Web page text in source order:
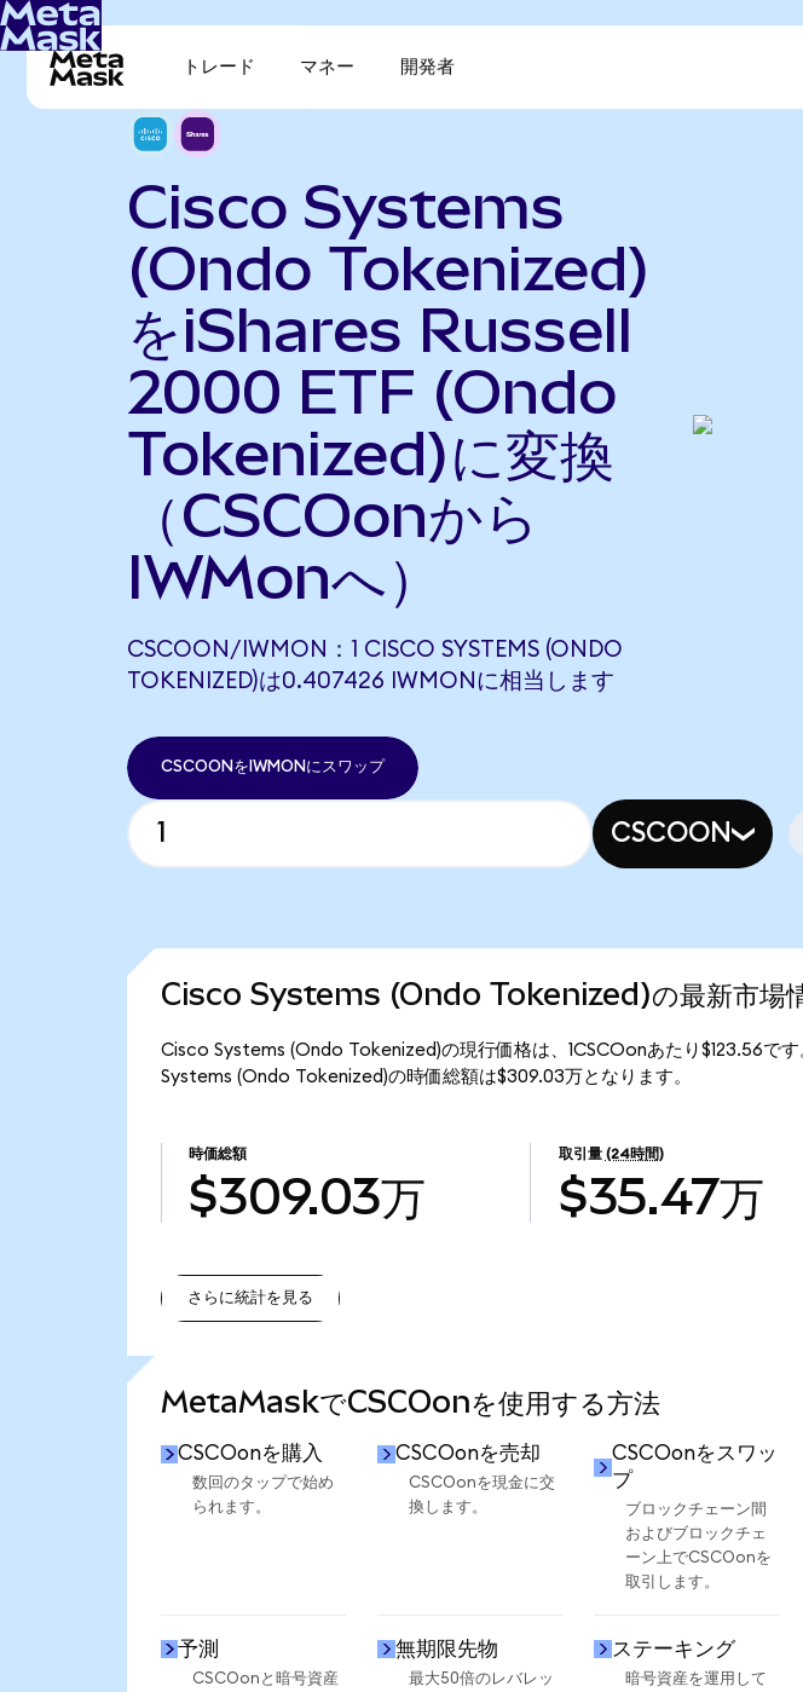
トレード マネー 開発者
Cisco Systems
(Ondo Tokenized)
をiShares Russell
2000 ETF (Ondo
Tokenized)に変換
（CSCOonから
IWMonへ）
CSCOON/IWMON：1 CISCO SYSTEMS (ONDO
TOKENIZED)は0.407426 IWMONに相当します
CSCOONをIWMONにスワップ
CSCOON
Cisco Systems (Ondo Tokenized)の最新市場
Cisco Systems (Ondo Tokenized)の現行価格は、1CSCOonあたり$123.56で
Systems (Ondo Tokenized)の時価総額は$309.03万となります。
時価総額
$309.03万
取引量 (24時間)
$35.47万
さらに統計を見る
MetaMaskでCSCOonを使用する方法
CSCOonを購入
数回のタップで始め
られます。
CSCOonを売却
CSCOonを現金に交
換します。
CSCOonをスワッ
プ
ブロックチェーン間
およびブロックチェ
ーン上でCSCOonを
取引します。
予測
CSCOonと暗号資産
無期限先物
最大50倍のレバレッ
ステーキング
暗号資産を運用して